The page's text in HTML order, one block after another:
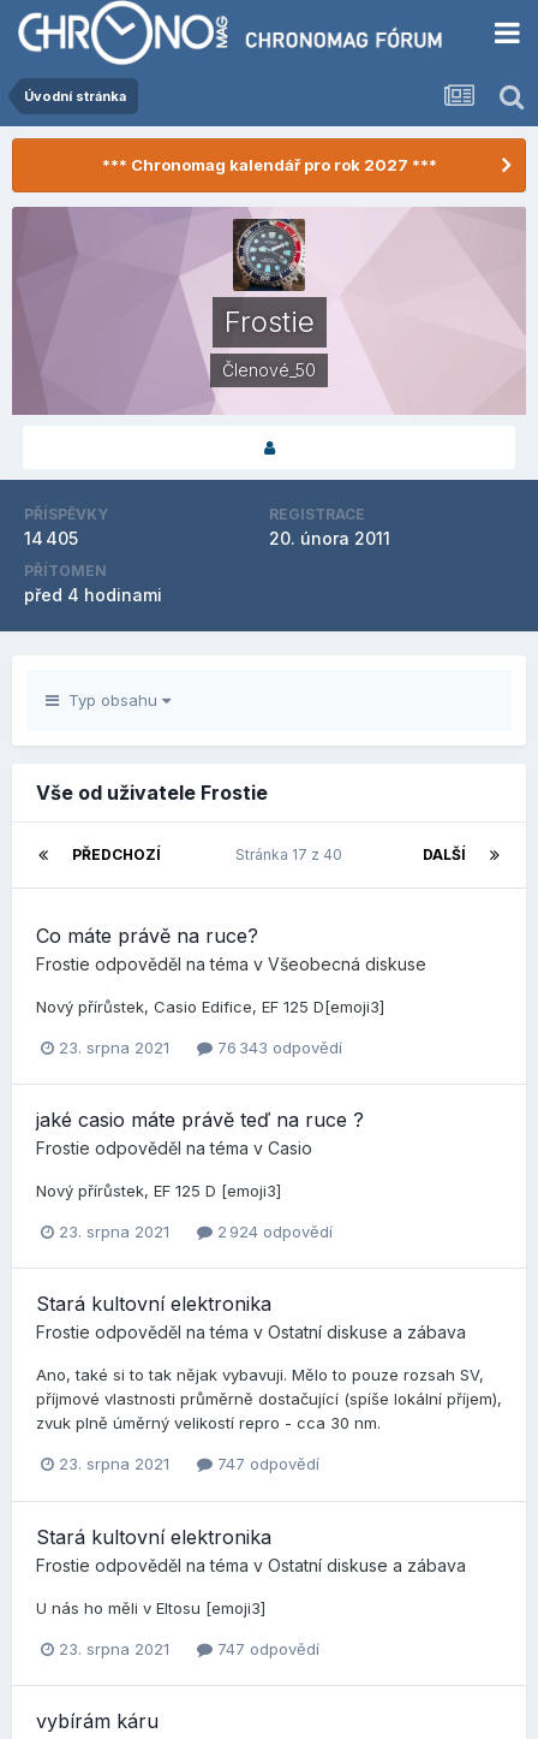
Úvodní stránka
*** Chronomag kalendář pro rok 2027 ***
Frostie
Členové_50
PŘÍSPĚVKY
14 405
REGISTRACE
20. února 2011
PŘÍTOMEN
před 4 hodinami
Typ obsahu
Vše od uživatele Frostie
PŘEDCHOZÍ DALŠÍ
Stránka 17 z 40
Co máte právě na ruce?
Frostie odpověděl na téma v Všeobecná diskuse
Nový přírůstek, Casio Edifice, EF 125 D[emoji3]
23. srpna 2021 76 343 odpovědí
jaké casio máte právě teď na ruce ?
Frostie odpověděl na téma v Casio
Nový přírůstek, EF 125 D [emoji3]
23. srpna 2021 2 924 odpovědí
Stará kultovní elektronika
Frostie odpověděl na téma v Ostatní diskuse a zábava
Ano, také si to tak nějak vybavuji. Mělo to pouze rozsah SV,
příjmové vlastnosti průměrně dostačující (spíše lokální příjem),
zvuk plně úměrný velikostí repro - cca 30 nm.
23. srpna 2021 747 odpovědí
Stará kultovní elektronika
Frostie odpověděl na téma v Ostatní diskuse a zábava
U nás ho měli v Eltosu [emoji3]
23. srpna 2021 747 odpovědí
vybírám káru